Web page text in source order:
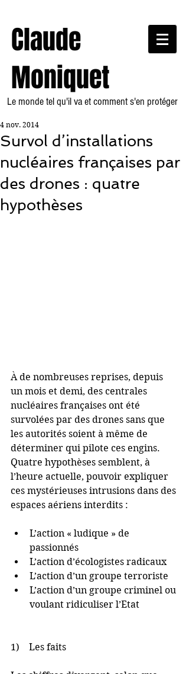
Claude
Moniquet
Le monde tel qu'il va et comment s'en protéger
Survol d’installations
nucléaires françaises par
des drones : quatre
hypothèses
4 nov. 2014
À de nombreuses reprises, depuis
un mois et demi, des centrales
nucléaires françaises ont été
survolées par des drones sans que
les autorités soient à même de
déterminer qui pilote ces engins.
Quatre hypothèses semblent, à
l’heure actuelle, pouvoir expliquer
ces mystérieuses intrusions dans des
espaces aériens interdits :
L’action « ludique » de
passionnés
L’action d’écologistes radicaux
L’action d’un groupe terroriste
L’action d’un groupe criminel ou
voulant ridiculiser l’Etat
1)    Les faits